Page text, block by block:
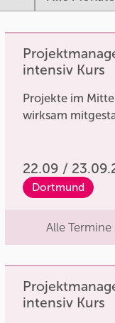
intensiv Kurs
Projekte im
wirksam
22.09 /
Dortmund
Alle Termine
intensiv Kurs